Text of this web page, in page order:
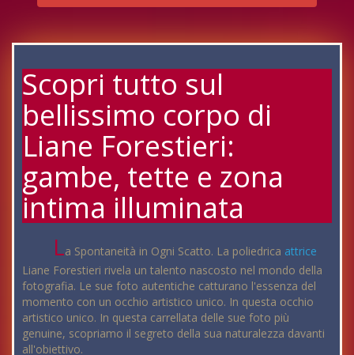
Scopri tutto sul
bellissimo corpo di
Liane Forestieri:
gambe, tette e zona
intima illuminata
La Spontaneità in Ogni Scatto. La poliedrica attrice
Liane Forestieri rivela un talento nascosto nel mondo della
fotografia. Le sue foto autentiche catturano l'essenza del
momento con un occhio artistico unico. In questa occhio
artistico unico. In questa carrellata delle sue foto più
genuine, scopriamo il segreto della sua naturalezza davanti
all'obiettivo.